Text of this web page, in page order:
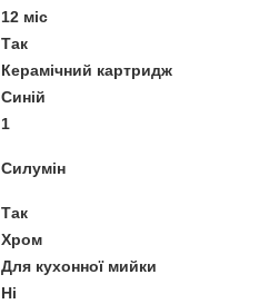
12 міс
Так
Керамічний картридж
Синій
1
Силумін
Так
Хром
Для кухонної мийки
Ні